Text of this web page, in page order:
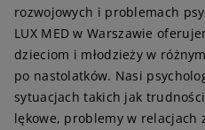
rozwojowych i problemach
LUX MED w Warszawie
dzieciom i młodzieży w
po nastolatków. Nasi
sytuacjach takich jak
lękowe, problemy w relacjach